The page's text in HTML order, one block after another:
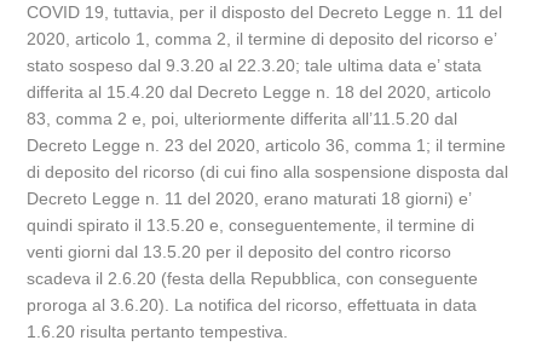
COVID 19, tuttavia, per il disposto del Decreto Legge n. 11 del
2020, articolo 1, comma 2, il termine di deposito del ricorso e’
stato sospeso dal 9.3.20 al 22.3.20; tale ultima data e’ stata
differita al 15.4.20 dal Decreto Legge n. 18 del 2020, articolo
83, comma 2 e, poi, ulteriormente differita all’11.5.20 dal
Decreto Legge n. 23 del 2020, articolo 36, comma 1; il termine
di deposito del ricorso (di cui fino alla sospensione disposta dal
Decreto Legge n. 11 del 2020, erano maturati 18 giorni) e’
quindi spirato il 13.5.20 e, conseguentemente, il termine di
venti giorni dal 13.5.20 per il deposito del contro ricorso
scadeva il 2.6.20 (festa della Repubblica, con conseguente
proroga al 3.6.20). La notifica del ricorso, effettuata in data
1.6.20 risulta pertanto tempestiva.